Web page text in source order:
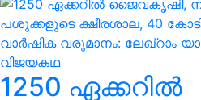
1250 ഏക്കറിൽ